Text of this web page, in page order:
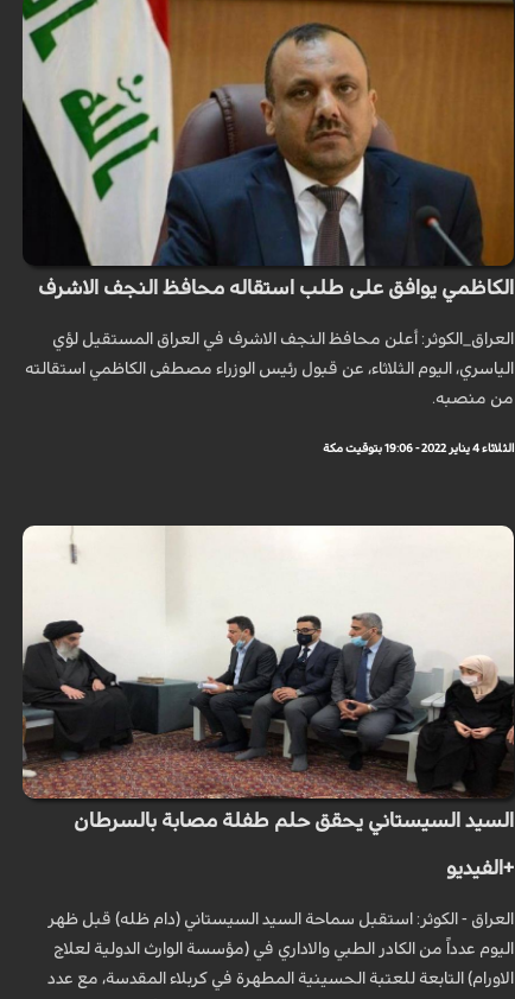
الكاظمي يوافق على طلب استقاله محافظ النجف الاشرف
العراق_الكوثر: أعلن محافظ النجف الاشرف في العراق المستقيل لؤي
الياسري، اليوم الثلاثاء، عن قبول رئيس الوزراء مصطفى الكاظمي استقالته
من منصبه.
الثلاثاء 4 يناير 2022 - 19:06 بتوقيت مكة
السيد السيستاني يحقق حلم طفلة مصابة بالسرطان
+الفيديو
العراق - الكوثر: استقبل سماحة السيد السيستاني (دام ظله) قبل ظهر
اليوم عدداً من الكادر الطبي والاداري في (مؤسسة الوارث الدولية لعلاج
الاورام) التابعة للعتبة الحسينية المطهرة في كربلاء المقدسة، مع عدد